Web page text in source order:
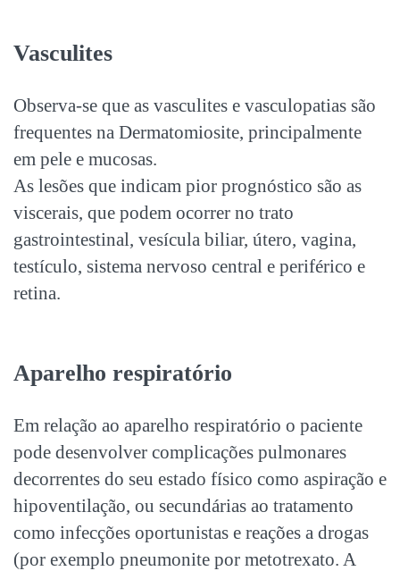
Vasculites
Observa-se que as vasculites e vasculopatias são
frequentes na Dermatomiosite, principalmente
em pele e mucosas.
As lesões que indicam pior prognóstico são as
viscerais, que podem ocorrer no trato
gastrointestinal, vesícula biliar, útero, vagina,
testículo, sistema nervoso central e periférico e
retina.
Aparelho respiratório
Em relação ao aparelho respiratório o paciente
pode desenvolver complicações pulmonares
decorrentes do seu estado físico como aspiração e
hipoventilação, ou secundárias ao tratamento
como infecções oportunistas e reações a drogas
(por exemplo pneumonite por metotrexato. A